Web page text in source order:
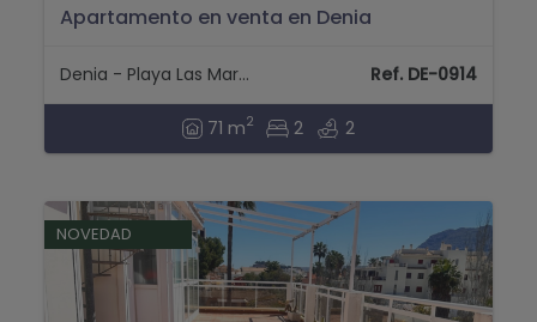
Apartamento en venta en Denia
Denia - Playa Las Marinas Ref. DE-0914
71 m2 2 2
NOVEDAD